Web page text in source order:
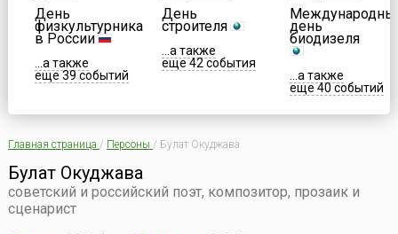
День
физкультурника
в России
...а также
еще 39 событий
День
строителя
...а также
еще 42 события
день
биодизеля
...а также
еще 40 событий
Главная страница / Персоны / Булат Окуджава
Булат Окуджава
советский и российский поэт, композитор, прозаик и
сценарист